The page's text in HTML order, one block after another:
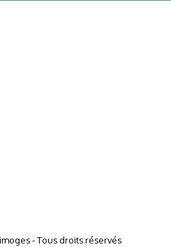
- Tous droits réservés